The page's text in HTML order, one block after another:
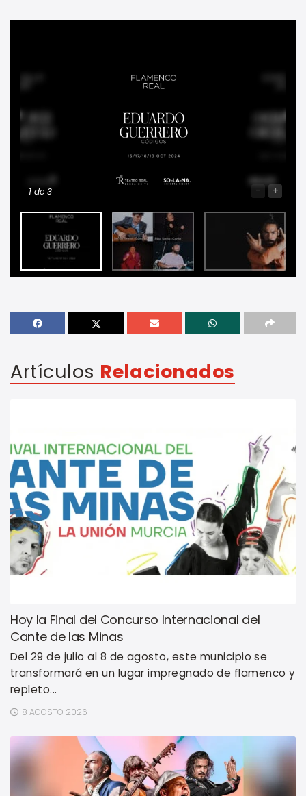
1 de 3 - +
Artículos Relacionados
Hoy la Final del Concurso Internacional del
Cante de las Minas
Del 29 de julio al 8 de agosto, este municipio se
transformará en un lugar impregnado de flamenco y
repleto...
8 AGOSTO 2026